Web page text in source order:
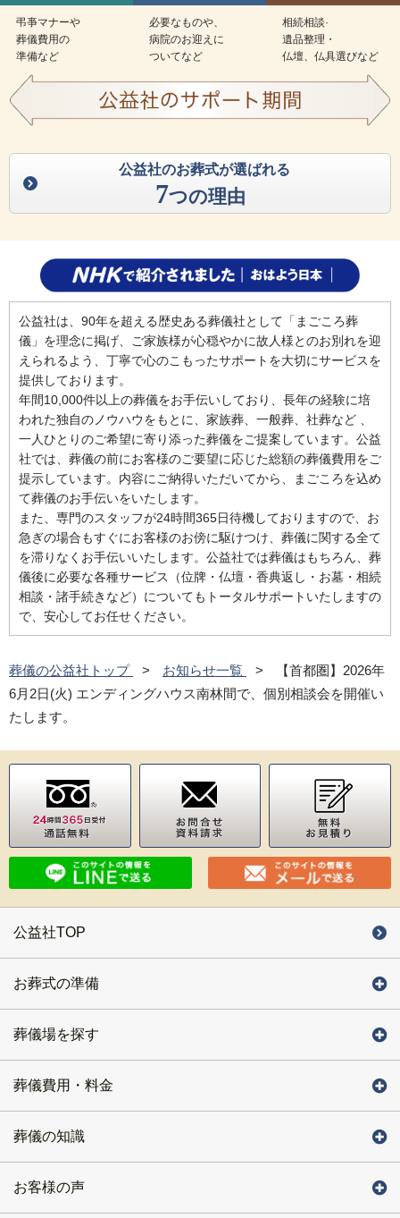
弔亊マナーや
葬儀費用の
準備など
必要なものや、
病院のお迎えに
ついてなど
相続相談·
遺品整理・
仏壇、仏具選びなど
公益社のお葬式が選ばれる
7つの理由
公益社は、90年を超える歴史ある葬儀社として「まごころ葬
儀」を理念に掲げ、ご家族様が心穏やかに故人様とのお別れを迎
えられるよう、丁寧で心のこもったサポートを大切にサービスを
提供しております。
年間10,000件以上の葬儀をお手伝いしており、長年の経験に培
われた独自のノウハウをもとに、家族葬、一般葬、社葬など 、
一人ひとりのご希望に寄り添った葬儀をご提案しています。公益
社では、葬儀の前にお客様のご要望に応じた総額の葬儀費用をご
提示しています。内容にご納得いただいてから、まごころを込め
て葬儀のお手伝いをいたします。
また、専門のスタッフが24時間365日待機しておりますので、お
急ぎの場合もすぐにお客様のお傍に駆けつけ、葬儀に関する全て
を滞りなくお手伝いいたします。公益社では葬儀はもちろん、葬
儀後に必要な各種サービス（位牌・仏壇・香典返し・お墓・相続
相談・諸手続きなど）についてもトータルサポートいたしますの
で、安心してお任せください。
葬儀の公益社トップ お知らせ一覧
【首都圏】2026年
6月2日(火) エンディングハウス南林間で、個別相談会を開催い
たします。
公益社TOP
お葬式の準備
葬儀場を探す
葬儀費用・料金
葬儀の知識
お客様の声